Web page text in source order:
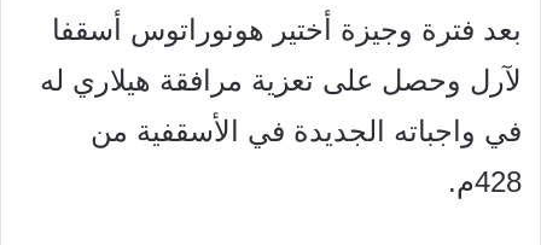
بعد فترة وجيزة أختير هونوراتوس أسقفا
لآرل وحصل على تعزية مرافقة هيلاري له
في واجباته الجديدة في الأسقفية من
428م.